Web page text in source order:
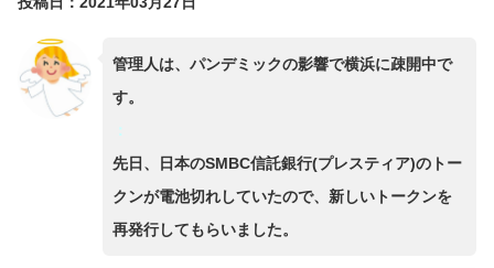
管理人は、パンデミックの影響で横浜に疎開中で
す。
：
先日、日本のSMBC信託銀行(プレスティア)のトー
クンが電池切れしていたので、新しいトークンを
再発行してもらいました。